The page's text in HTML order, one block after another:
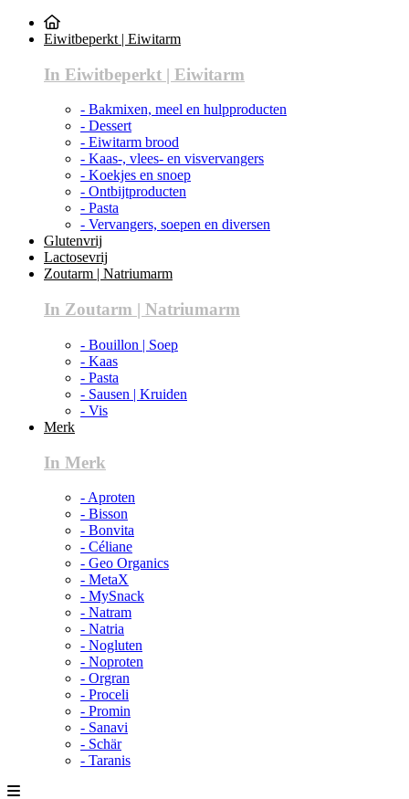
Eiwitbeperkt | Eiwitarm
In Eiwitbeperkt | Eiwitarm
- Bakmixen, meel en hulpproducten
- Dessert
- Eiwitarm brood
- Kaas-, vlees- en visvervangers
- Koekjes en snoep
- Ontbijtproducten
- Pasta
- Vervangers, soepen en diversen
Glutenvrij
Lactosevrij
Zoutarm | Natriumarm
In Zoutarm | Natriumarm
- Bouillon | Soep
- Kaas
- Pasta
- Sausen | Kruiden
- Vis
Merk
In Merk
- Aproten
- Bisson
- Bonvita
- Céliane
- Geo Organics
- MetaX
- MySnack
- Natram
- Natria
- Nogluten
- Noproten
- Orgran
- Proceli
- Promin
- Sanavi
- Schär
- Taranis